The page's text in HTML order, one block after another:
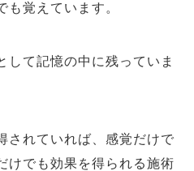
も覚えています。
して記憶の中に残っていま
されていれば、感覚だけで
けでも効果を得られる施術